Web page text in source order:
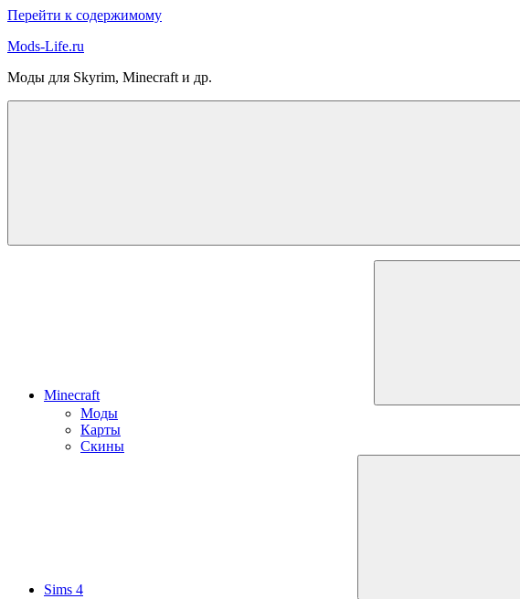
Перейти к содержимому
Mods-Life.ru
Моды для Skyrim, Minecraft и др.
Minecraft
Моды
Карты
Скины
Sims 4